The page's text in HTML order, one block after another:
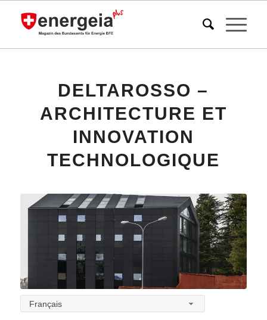
DELTAROSSO –
ARCHITECTURE ET
INNOVATION
TECHNOLOGIQUE
Français